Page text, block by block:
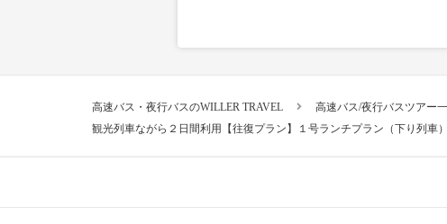
高速バス・夜行バスのWILLER TRAVEL
高速バス/夜行バスツアー
観光列車ながら２日間利用【往復プラン】１号ランチプラン（下り列車